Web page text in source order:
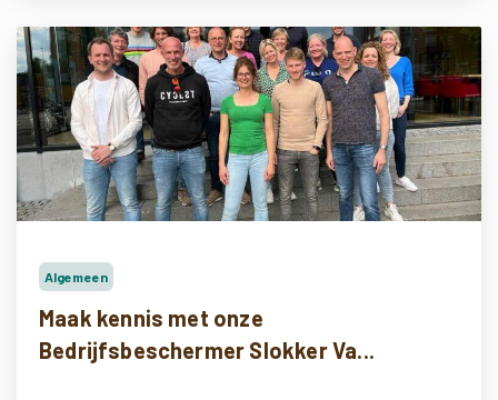
Algemeen
Maak kennis met onze
Bedrijfsbeschermer Slokker Va...